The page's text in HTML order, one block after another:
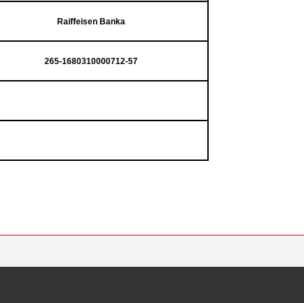
Raiffeisen Banka
265-1680310000712-57